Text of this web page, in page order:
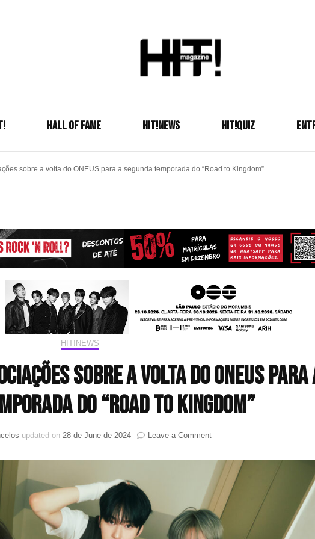
HALL OF FAME HIT!NEWS HIT!Quiz
sobre a volta do ONEUS para a segunda temporada do “Road to Kingdom”
HIT!NEWS
sobre a volta do ONEUS para
do “Road to Kingdom”
updated on 28 de June de 2024 Leave a Commenton
confirma
negociações
a
volta
do
ONEUS